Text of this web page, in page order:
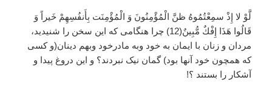
لَّوْ لا إِذْ سمِعْتُمُوهُ ظنَّ الْمُؤْمِنُونَ وَ الْمُؤْمِنَت بِأَنفُسِهِمْ خَيراً وَ
قَالُوا هَذَا إِفْكٌ مُّبِينٌ(12) چرا هنگامى كه اين سخن را شنيديد،
مردان و زنان با ايمان به خود وبه مادرخود وبهم دینان(و كسى
كه همچون خود آنها بود) گمان نیک نبردند؟ و این دروغ پیدا و
آشکار را بستند ؟!